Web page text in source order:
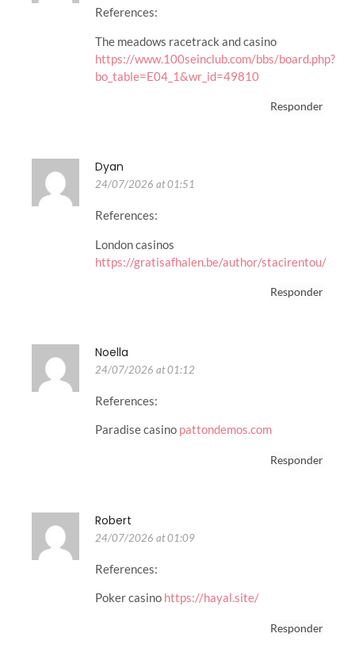
References:
The meadows racetrack and casino
https://www.100seinclub.com/bbs/board.php?
bo_table=E04_1&wr_id=49810
Responder
Dyan
24/07/2026 at 01:51
References:
London casinos
https://gratisafhalen.be/author/stacirentou/
Responder
Noella
24/07/2026 at 01:12
References:
Paradise casino pattondemos.com
Responder
Robert
24/07/2026 at 01:09
References:
Poker casino https://hayal.site/
Responder